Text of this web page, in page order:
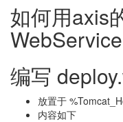
如何用axis
WebService
编写
放置于
内容如下